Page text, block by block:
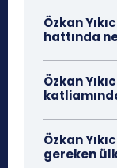
Özkan
hattında
Özkan
Özkan
gereken